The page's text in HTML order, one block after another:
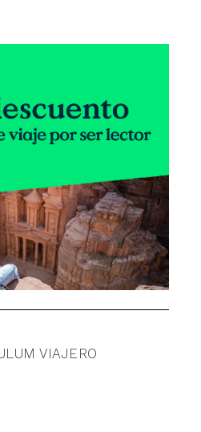
VIAJERO